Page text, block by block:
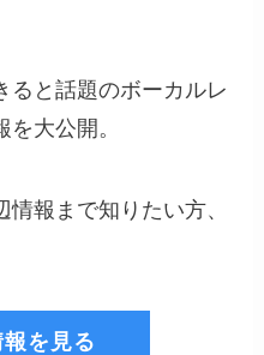
ると話題のボーカルレ
大公開。
報まで知りたい方、
を見る